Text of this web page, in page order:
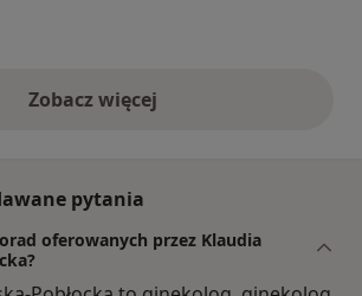
Zobacz więcejopinie powyżej
pytania
oferowanych przez Klaudia